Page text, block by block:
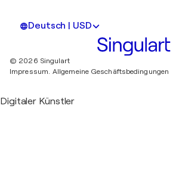
Deutsch | USD
© 2026 Singulart
Impressum. Allgemeine Geschäftsbedingungen
Digitaler Künstler